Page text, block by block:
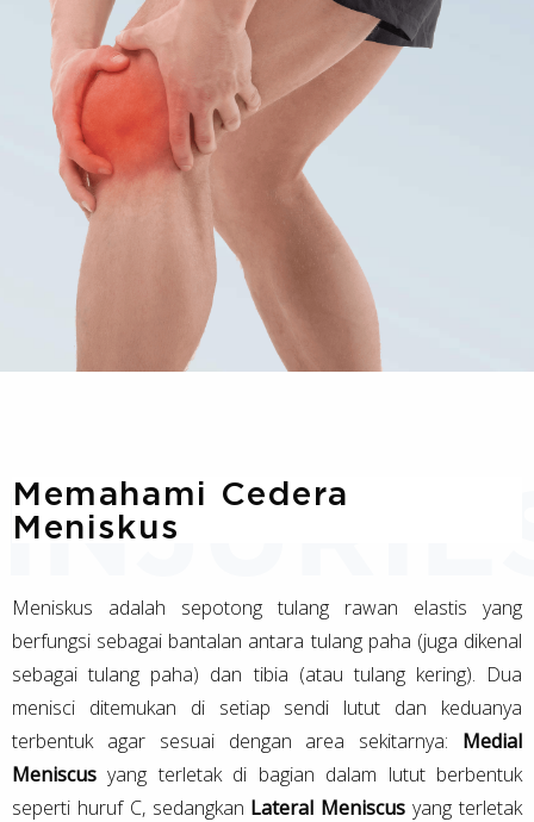
Memahami Cedera
Meniskus
Meniskus adalah sepotong tulang rawan elastis yang
berfungsi sebagai bantalan antara tulang paha (juga dikenal
sebagai tulang paha) dan tibia (atau tulang kering). Dua
menisci ditemukan di setiap sendi lutut dan keduanya
terbentuk agar sesuai dengan area sekitarnya: Medial
Meniscus yang terletak di bagian dalam lutut berbentuk
seperti huruf C, sedangkan Lateral Meniscus yang terletak